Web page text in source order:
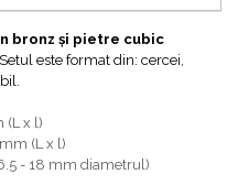
bronz și pietre cubic
Setul este format din: cercei,
(L x l)
(L x l)
- 18 mm diametrul)